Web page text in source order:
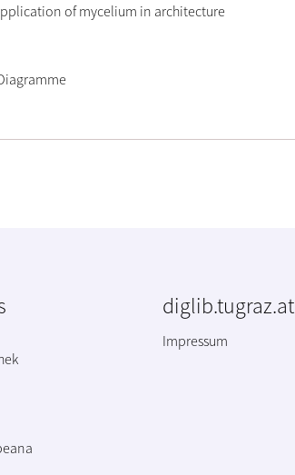
of mycelium in architecture
diglib.tugraz.at
Impressum